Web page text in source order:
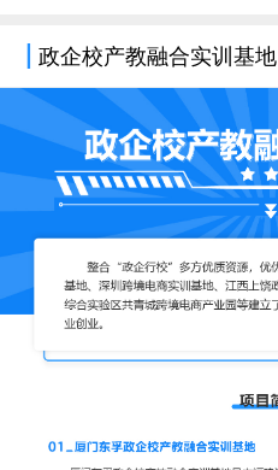
政企校产教融合实训基地